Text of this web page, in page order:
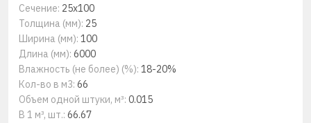
Сечение: 25x100
Толщина (мм): 25
Ширина (мм): 100
Длина (мм): 6000
Влажность (не более) (%): 18-20%
Кол-во в м3: 66
Объем одной штуки, м³: 0.015
В 1 м³, шт.: 66.67